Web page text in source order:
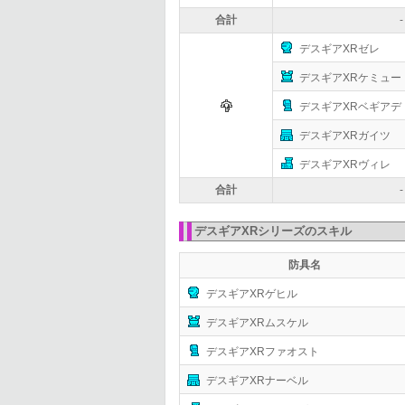
合計
-
デスギアXRゼレ
デスギアXRケミュー
デスギアXRベギアデ
デスギアXRガイツ
デスギアXRヴィレ
合計
-
デスギアXRシリーズのスキル
防具名
デスギアXRゲヒル
デスギアXRムスケル
デスギアXRファオスト
デスギアXRナーベル